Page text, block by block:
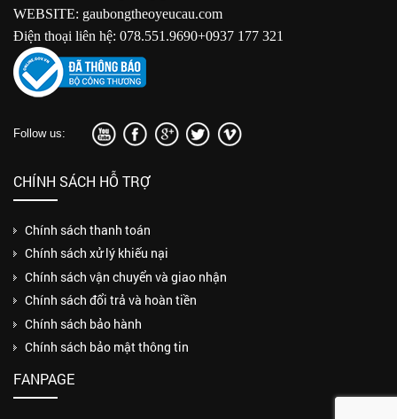
WEBSITE: gaubongtheoyeucau.com
Điện thoại liên hệ: 078.551.9690+0937 177 321
Follow us:
CHÍNH SÁCH HỖ TRỢ
Chính sách thanh toán
Chính sách xử lý khiếu nại
Chính sách vận chuyển và giao nhận
Chính sách đổi trả và hoàn tiền
Chính sách bảo hành
Chính sách bảo mật thông tin
FANPAGE